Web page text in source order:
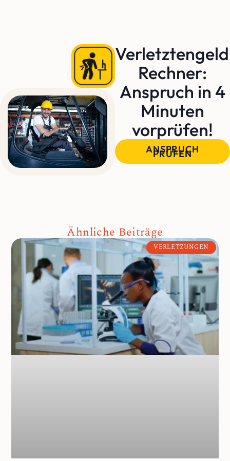
Rechner:
Anspruch in 4
Minuten
vorprüfen!
ANSPRUCH
PRÜFEN
Ähnliche Beiträge
VERLETZUNGEN